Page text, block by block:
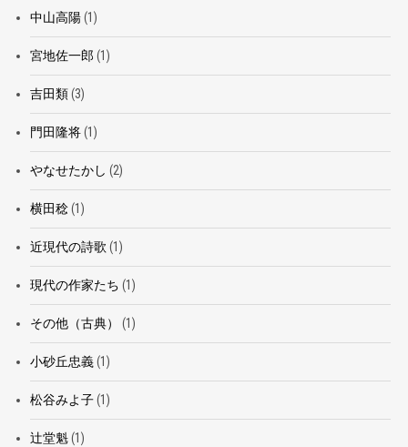
中山高陽(1)
宮地佐一郎 (1)
吉田類(3)
門田隆将(1)
やなせたかし (2)
横田稔(1)
近現代の詩歌 (1)
現代の作家たち (1)
その他（古典） (1)
小砂丘忠義(1)
松谷みよ子(1)
辻堂魁(1)